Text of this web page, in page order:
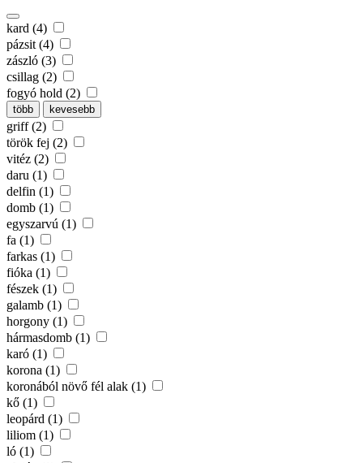
kard (4)
pázsit (4)
zászló (3)
csillag (2)
fogyó hold (2)
több kevesebb
griff (2)
török fej (2)
vitéz (2)
daru (1)
delfin (1)
domb (1)
egyszarvú (1)
fa (1)
farkas (1)
fióka (1)
fészek (1)
galamb (1)
horgony (1)
hármasdomb (1)
karó (1)
korona (1)
koronából növő fél alak (1)
kő (1)
leopárd (1)
liliom (1)
ló (1)